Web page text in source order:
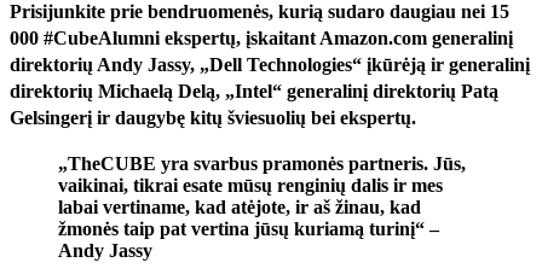
Prisijunkite prie bendruomenės, kurią sudaro daugiau nei 15
000 #CubeAlumni ekspertų, įskaitant Amazon.com generalinį
direktorių Andy Jassy, ​​„Dell Technologies“ įkūrėją ir generalinį
direktorių Michaelą Delą, „Intel“ generalinį direktorių Patą
Gelsingerį ir daugybę kitų šviesuolių bei ekspertų.
„TheCUBE yra svarbus pramonės partneris. Jūs,
vaikinai, tikrai esate mūsų renginių dalis ir mes
labai vertiname, kad atėjote, ir aš žinau, kad
žmonės taip pat vertina jūsų kuriamą turinį“ –
Andy Jassy